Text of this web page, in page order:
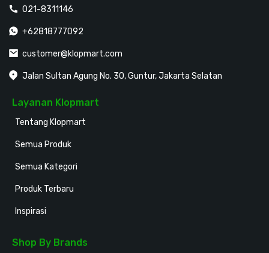
021-8311146
+62818777092
customer@klopmart.com
Jalan Sultan Agung No. 30, Guntur, Jakarta Selatan
Layanan Klopmart
Tentang Klopmart
Semua Produk
Semua Kategori
Produk Terbaru
Inspirasi
Shop By Brands